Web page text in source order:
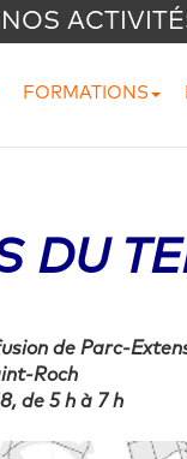
FORMATIONS
DU
de Parc-
Roch
de 5 h à 7 h